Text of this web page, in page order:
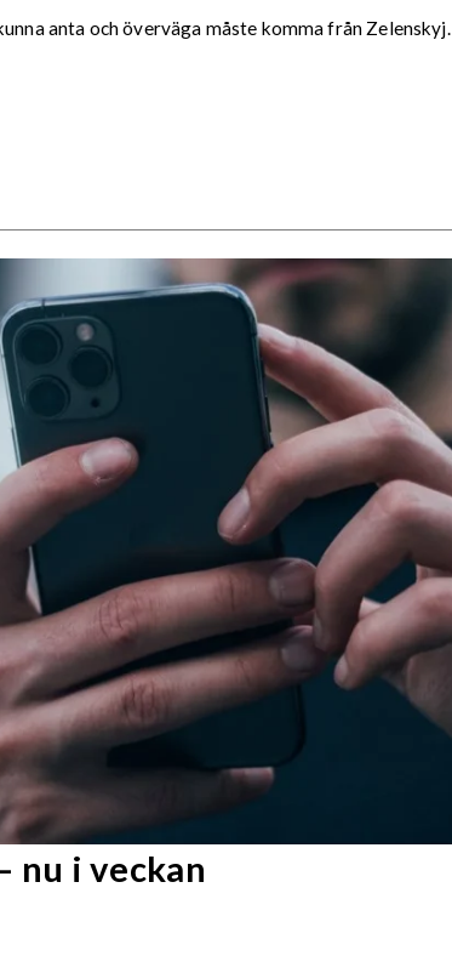
anta och överväga måste komma från Zelenskyj.
nu i veckan